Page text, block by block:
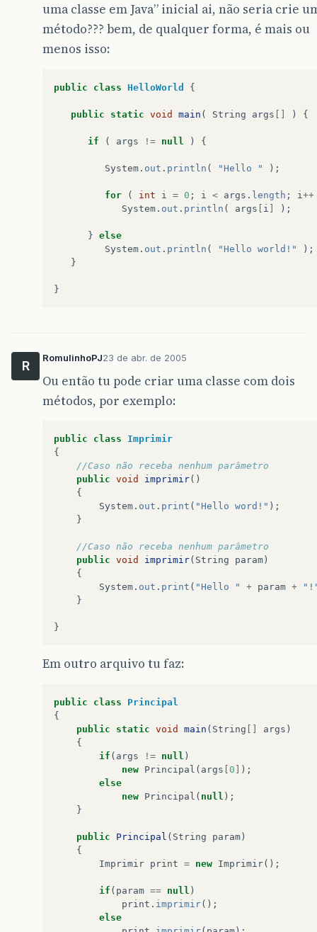
uma classe em Java” inicial ai, não seria crie
método??? bem, de qualquer forma, é mais ou
menos isso:
public class HelloWorld {
public static void main ( String args [] ) {
if ( args != null ) {
System . out . println ( "Hello " );
for ( int i = 0 ; i < args . length ; i ++
System . out . println ( args [ i ] );
} else
System . out . println ( "Hello world!"
);
}
}
R
RomulinhoPJ23 de abr. de 2005
Ou então tu pode criar uma classe com dois
métodos, por exemplo:
public class
Imprimir
{
//Caso não receba nenhum parâmetro
public void imprimir()
{
System . out . print ( "Hello word!" );
}
//Caso não receba nenhum parâmetro
public void imprimir( String param )
{
System . out . print ( "Hello " + param +
}
}
Em outro arquivo tu faz:
public class
Principal
{
public
static void main ( String [] args )
{
if ( args != null )
new Principal ( args [0 ] );
else
new Principal ( null );
}
public Principal ( String param)
{
Imprimir print = new Imprimir();
if ( param == null )
print . imprimir();
else